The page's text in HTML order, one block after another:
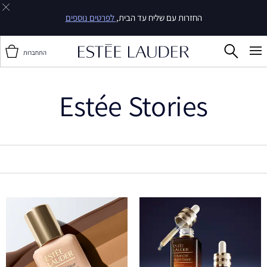
החזרות עם שליח עד הבית, לפרטים נוספים
התחברות
Estée Stories